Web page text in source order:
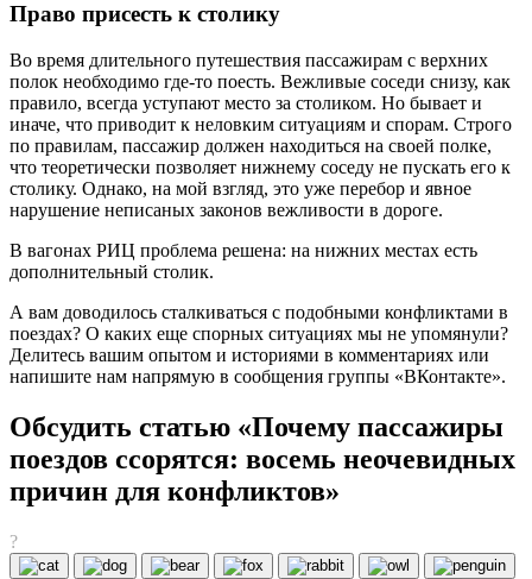
Право присесть к столику
Во время длительного путешествия пассажирам с верхних
полок необходимо где-то поесть. Вежливые соседи снизу, как
правило, всегда уступают место за столиком. Но бывает и
иначе, что приводит к неловким ситуациям и спорам. Строго
по правилам, пассажир должен находиться на своей полке,
что теоретически позволяет нижнему соседу не пускать его к
столику. Однако, на мой взгляд, это уже перебор и явное
нарушение неписаных законов вежливости в дороге.
В вагонах РИЦ проблема решена: на нижних местах есть
дополнительный столик.
А вам доводилось сталкиваться с подобными конфликтами в
поездах? О каких еще спорных ситуациях мы не упомянули?
Делитесь вашим опытом и историями в комментариях или
напишите нам напрямую в сообщения группы «ВКонтакте».
Обсудить статью «Почему пассажиры
поездов ссорятся: восемь неочевидных
причин для конфликтов»
?